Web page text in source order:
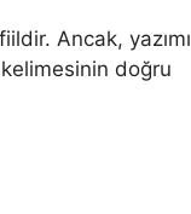
Ancak, yazımı
doğru